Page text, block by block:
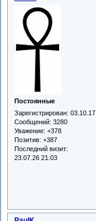
Постоянные
Зарегистрирован: 03.10.17
Сообщений: 3280
Уважение: +378
Позитив: +387
Последний визит:
23.07.26 21:03